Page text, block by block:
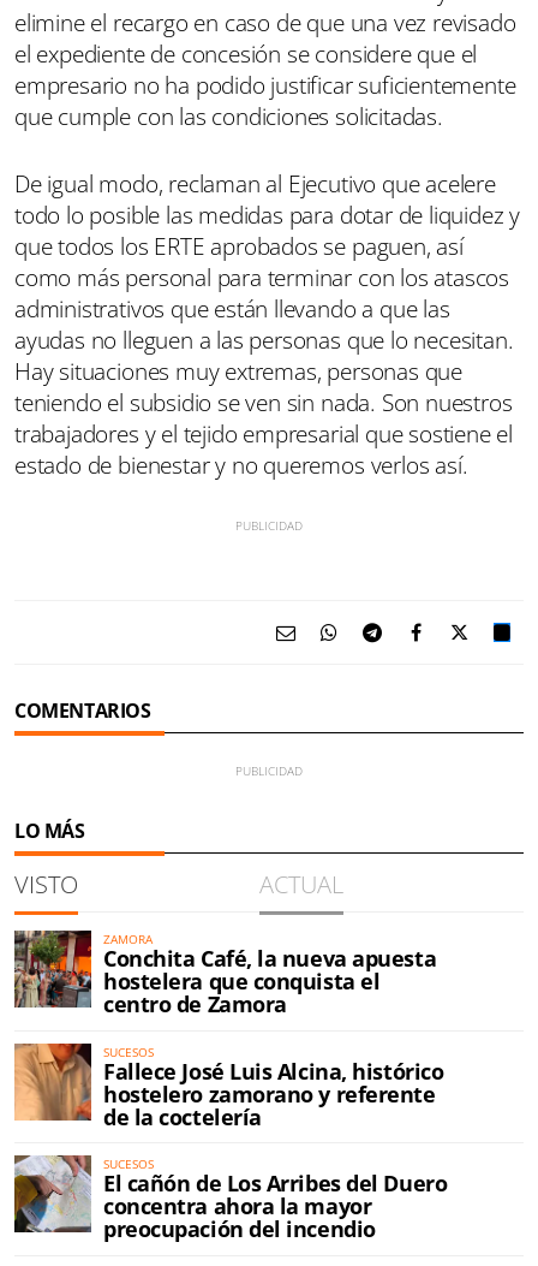
elimine el recargo en caso de que una vez revisado
el expediente de concesión se considere que el
empresario no ha podido justificar suficientemente
que cumple con las condiciones solicitadas.
De igual modo, reclaman al Ejecutivo que acelere
todo lo posible las medidas para dotar de liquidez y
que todos los ERTE aprobados se paguen, así
como más personal para terminar con los atascos
administrativos que están llevando a que las
ayudas no lleguen a las personas que lo necesitan.
Hay situaciones muy extremas, personas que
teniendo el subsidio se ven sin nada. Son nuestros
trabajadores y el tejido empresarial que sostiene el
estado de bienestar y no queremos verlos así.
COMENTARIOS
LO MÁS
VISTO ACTUAL
ZAMORA
Conchita Café, la nueva apuesta
hostelera que conquista el
centro de Zamora
SUCESOS
Fallece José Luis Alcina, histórico
hostelero zamorano y referente
de la coctelería
SUCESOS
El cañón de Los Arribes del Duero
concentra ahora la mayor
preocupación del incendio